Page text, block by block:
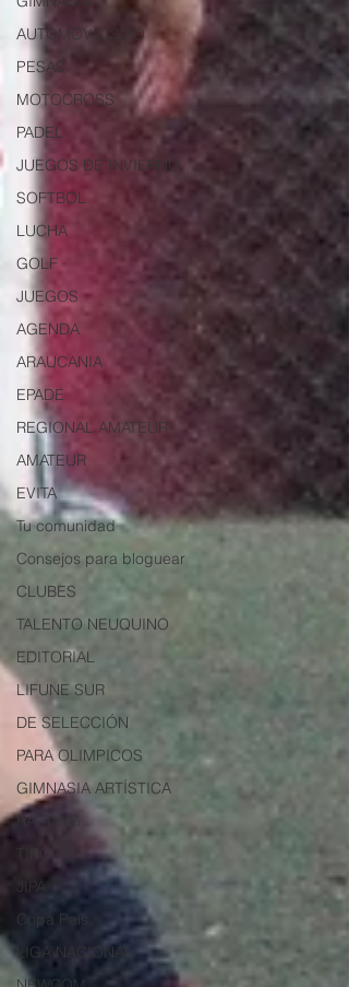
AUTOMOVILISMO
PESAS
MOTOCROSS
PADEL
JUEGOS DE INVIERNO
SOFTBOL
LUCHA
GOLF
JUEGOS
AGENDA
ARAUCANIA
EPADE
REGIONAL AMATEUR
AMATEUR
EVITA
Tu comunidad
Consejos para bloguear
CLUBES
TALENTO NEUQUINO
EDITORIAL
LIFUNE SUR
DE SELECCIÓN
PARA OLIMPICOS
GIMNASIA ARTÍSTICA
RAFTING
JIPA
Copa País
LIGA NACIONAL